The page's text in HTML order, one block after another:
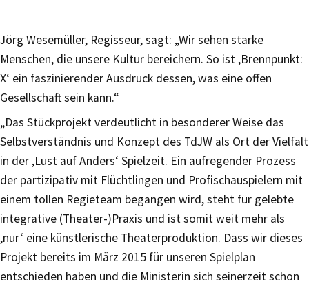
Jörg Wesemüller, Regisseur, sagt: „Wir sehen starke
Menschen, die unsere Kultur bereichern. So ist ,Brennpunkt:
X‘ ein faszinierender Ausdruck dessen, was eine offen
Gesellschaft sein kann.“
„Das Stückprojekt verdeutlicht in besonderer Weise das
Selbstverständnis und Konzept des TdJW als Ort der Vielfalt
in der ,Lust auf Anders‘ Spielzeit. Ein aufregender Prozess
der partizipativ mit Flüchtlingen und Profischauspielern mit
einem tollen Regieteam begangen wird, steht für gelebte
integrative (Theater-)Praxis und ist somit weit mehr als
,nur‘ eine künstlerische Theaterproduktion. Dass wir dieses
Projekt bereits im März 2015 für unseren Spielplan
entschieden haben und die Ministerin sich seinerzeit schon